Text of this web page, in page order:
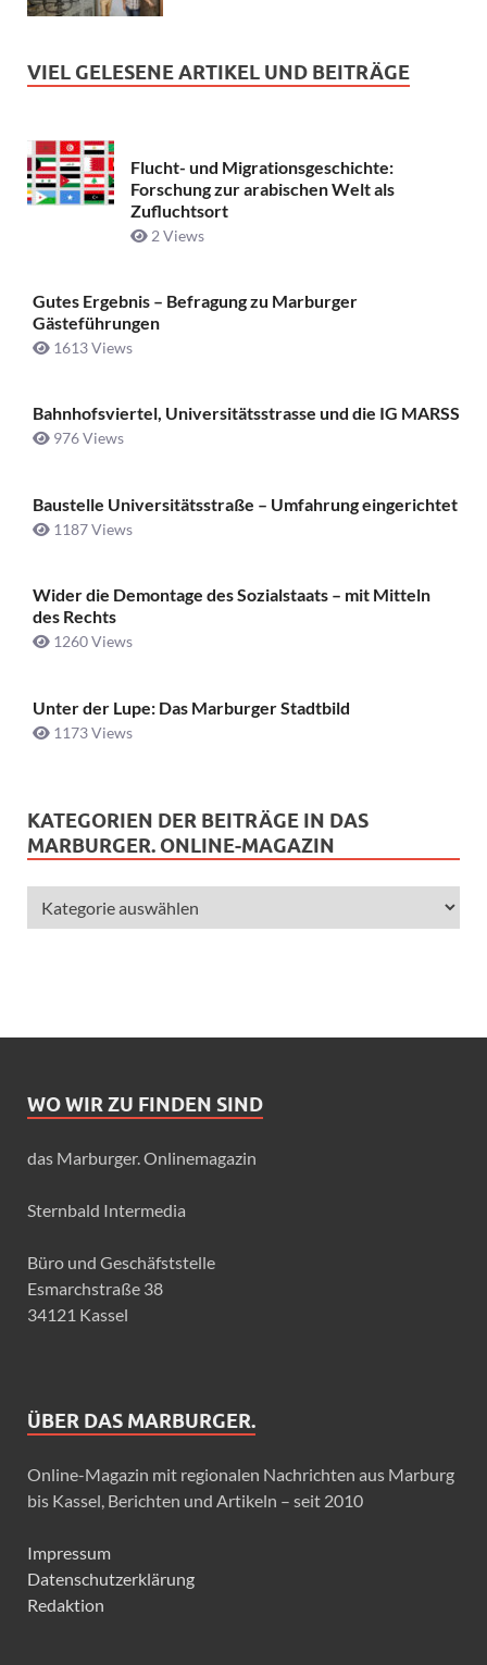
VIEL GELESENE ARTIKEL UND BEITRÄGE
Flucht- und Migrationsgeschichte:
Forschung zur arabischen Welt als
Zufluchtsort
2 Views
Gutes Ergebnis – Befragung zu Marburger
Gästeführungen
1613 Views
Bahnhofsviertel, Universitätsstrasse und die IG MARSS
976 Views
Baustelle Universitätsstraße ­– Umfahrung eingerichtet
1187 Views
Wider die Demontage des Sozialstaats – mit Mitteln
des Rechts
1260 Views
Unter der Lupe: Das Marburger Stadtbild
1173 Views
KATEGORIEN DER BEITRÄGE IN DAS
MARBURGER. ONLINE-MAGAZIN
WO WIR ZU FINDEN SIND
das Marburger. Onlinemagazin
Sternbald Intermedia
Büro und Geschäfststelle
Esmarchstraße 38
34121 Kassel
ÜBER DAS MARBURGER.
Online-Magazin mit regionalen Nachrichten aus Marburg
bis Kassel, Berichten und Artikeln – seit 2010
Impressum
Datenschutzerklärung
Redaktion